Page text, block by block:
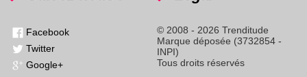
Facebook
Twitter
Google+
© 2008 - 2026 Trenditude
Marque déposée (3732854 -
INPI)
Tous droits réservés